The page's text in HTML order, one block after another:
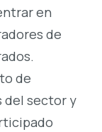
en
de
de
del sector y